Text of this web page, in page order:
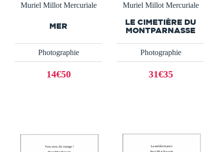
Muriel Millot Mercuriale
MER
Photographie
14€50
Muriel Millot Mercuriale
LE CIMETIÈRE DU
MONTPARNASSE
Photographie
31€35